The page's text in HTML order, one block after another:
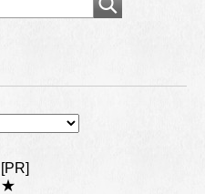
[PR]
★